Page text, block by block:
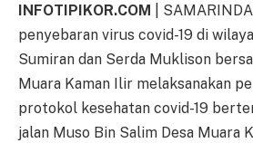
INFOTIPIKOR.COM
|
penyebaran virus covid-19 di
Sumiran dan Serda Muklison
Muara Kaman Ilir melaksanakan
protokol kesehatan covid-19
jalan Muso Bin Salim Desa Muara